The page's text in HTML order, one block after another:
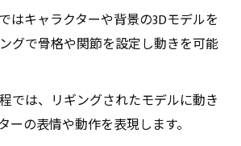
はキャラクターや背景の3Dモデルを
グで骨格や関節を設定し動きを可能
では、リギングされたモデルに動き
ーの表情や動作を表現します。